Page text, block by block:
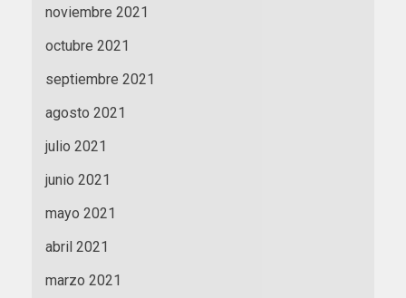
noviembre 2021
octubre 2021
septiembre 2021
agosto 2021
julio 2021
junio 2021
mayo 2021
abril 2021
marzo 2021